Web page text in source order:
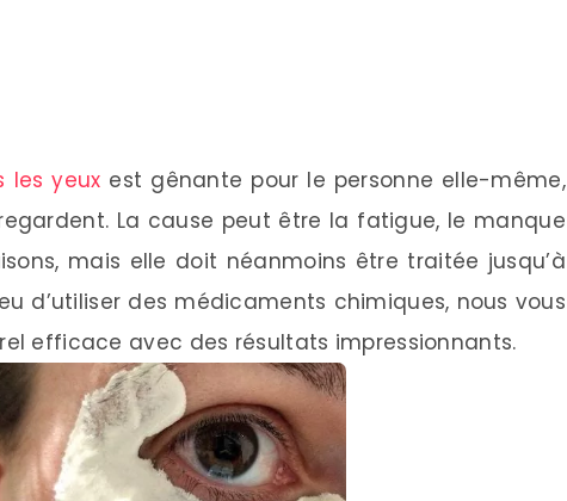
les yeux est gênante pour le personne elle-même,
La cause peut être la fatigue, le manque
mais elle doit néanmoins être traitée jusqu’à
d’utiliser des médicaments chimiques, nous vous
efficace avec des résultats impressionnants.